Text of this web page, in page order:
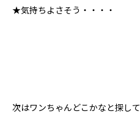
★気持ちよさそう・・・・
次はワンちゃんどこかなと探し